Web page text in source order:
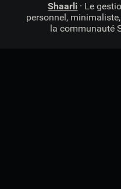
Shaarli · Le
personnel,
la communauté